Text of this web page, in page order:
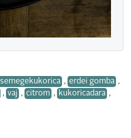
, erdei gomba ,
, vaj , citrom , kukoricadara ,